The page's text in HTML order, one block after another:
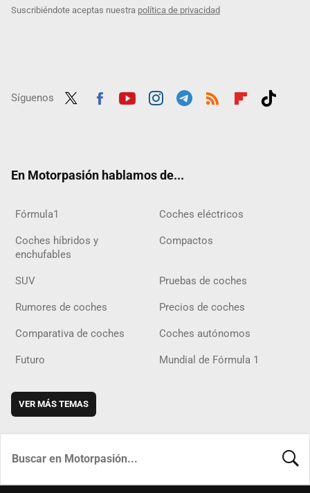
Suscribiéndote aceptas nuestra política de privacidad
Síguenos
En Motorpasión hablamos de...
Fórmula1 Coches eléctricos
Coches híbridos y
enchufables
Compactos
SUV Pruebas de coches
Rumores de coches Precios de coches
Comparativa de coches Coches autónomos
Futuro Mundial de Fórmula 1
VER MÁS TEMAS